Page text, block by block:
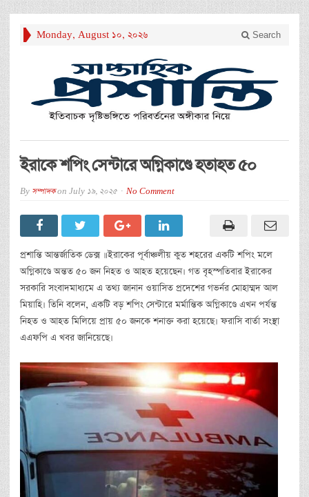
Monday, August 10, 2026 Search
ইরাকে শপিং সেন্টারে অগ্নিকাণ্ডে হতাহত ৫০
By সম্পাদকon July 19, 2025 No Comment
প্রশান্তি আন্তর্জাতিক ডেক্স ॥ইরাকের পূর্বাঞ্চলীয় কুত শহরের একটি শপিং মলে
অগ্নিকাণ্ডে অন্তত ৫০ জন নিহত ও আহত হয়েছেন। গত বৃহস্পতিবার ইরাকের
সরকারি সংবাদমাধ্যমে এ তথ্য জানান ওয়াসিত প্রদেশের গভর্নর মোহাম্মদ আল
মিয়াহি। তিনি বলেন, একটি বড় শপিং সেন্টারে মর্মান্তিক অগ্নিকাণ্ডে এখন পর্যন্ত
নিহত ও আহত মিলিয়ে প্রায় ৫০ জনকে শনাক্ত করা হয়েছে। ফরাসি বার্তা সংস্থা
এএফপি এ খবর জানিয়েছে।